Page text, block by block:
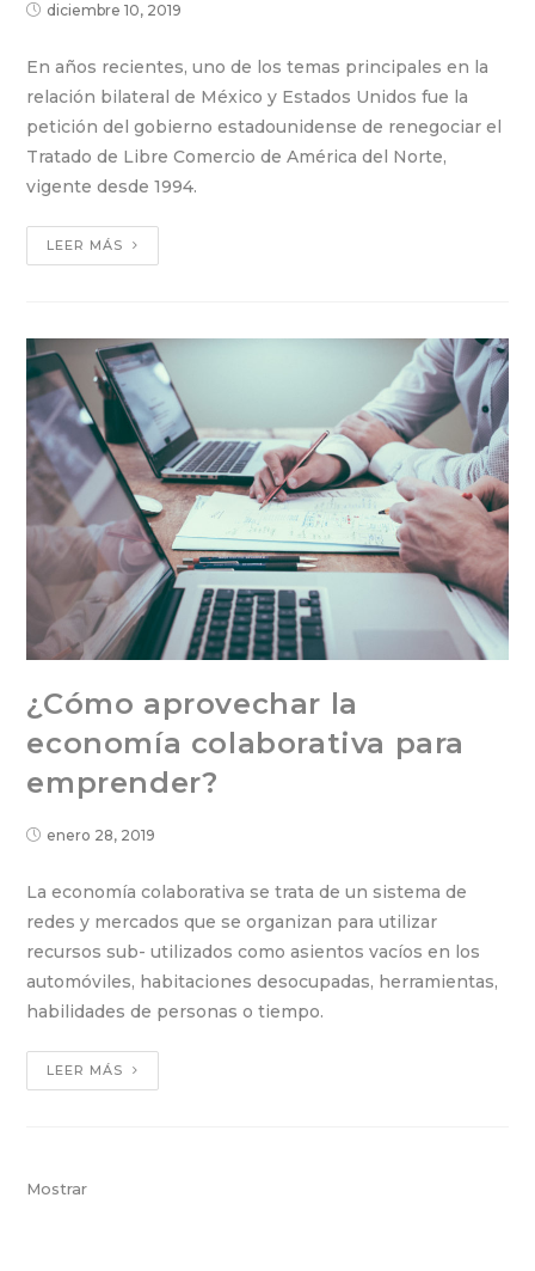
diciembre 10, 2019
En años recientes, uno de los temas principales en la
relación bilateral de México y Estados Unidos fue la
petición del gobierno estadounidense de renegociar el
Tratado de Libre Comercio de América del Norte,
vigente desde 1994.
LEER MÁS
¿Cómo aprovechar la
economía colaborativa para
emprender?
enero 28, 2019
La economía colaborativa se trata de un sistema de
redes y mercados que se organizan para utilizar
recursos sub- utilizados como asientos vacíos en los
automóviles, habitaciones desocupadas, herramientas,
habilidades de personas o tiempo.
LEER MÁS
Mostrar